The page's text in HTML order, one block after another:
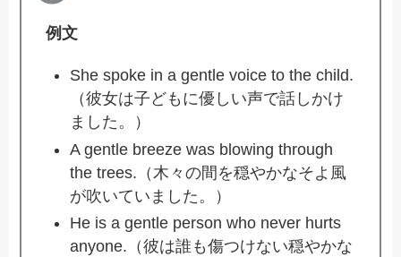
例文
She spoke in a gentle voice to the child.
（彼女は子どもに優しい声で話しかけ
ました。）
A gentle breeze was blowing through
the trees.（木々の間を穏やかなそよ風
が吹いていました。）
He is a gentle person who never hurts
anyone.（彼は誰も傷つけない穏やかな